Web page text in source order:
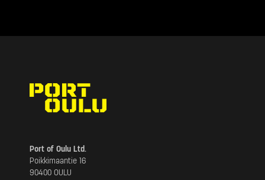
Port of Oulu Ltd.
Poikkimaantie 16
90400 OULU